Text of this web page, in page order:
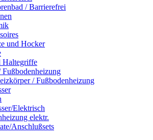
/ Barrierefrei
und Hocker
Haltegriffe
/ Fußbodenheizung
Elektrisch
elektr.
Anschlußsets